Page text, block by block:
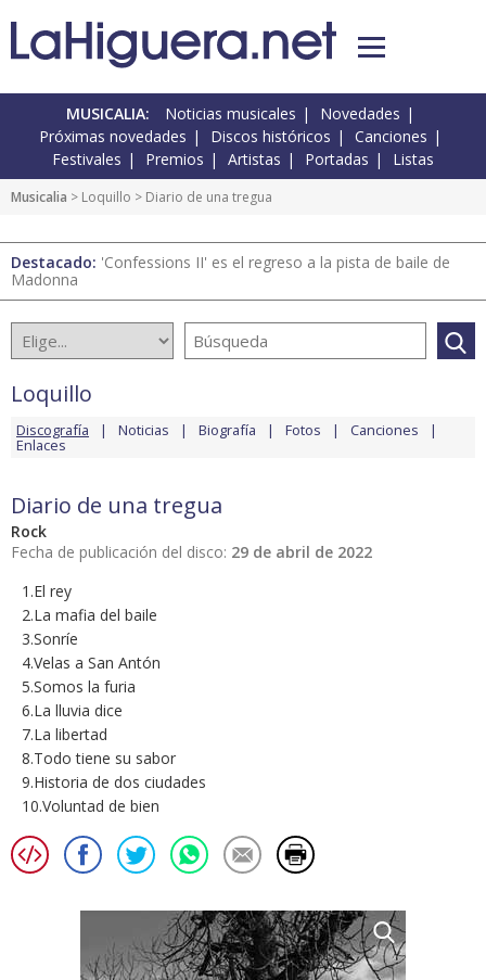
MUSICALIA: Noticias musicales
Novedades
Próximas novedades
Discos históricos
Canciones
Festivales
Premios Artistas Portadas Listas
Musicalia > Loquillo > Diario de una tregua
Destacado: 'Confessions II' es el regreso a la pista de baile de
Madonna
Loquillo
Discografía Noticias Biografía Fotos Canciones
Enlaces
Diario de una tregua
Rock
Fecha de publicación del disco: 29 de abril de 2022
1.El rey
2.La mafia del baile
3.Sonríe
4.Velas a San Antón
5.Somos la furia
6.La lluvia dice
7.La libertad
8.Todo tiene su sabor
9.Historia de dos ciudades
10.Voluntad de bien